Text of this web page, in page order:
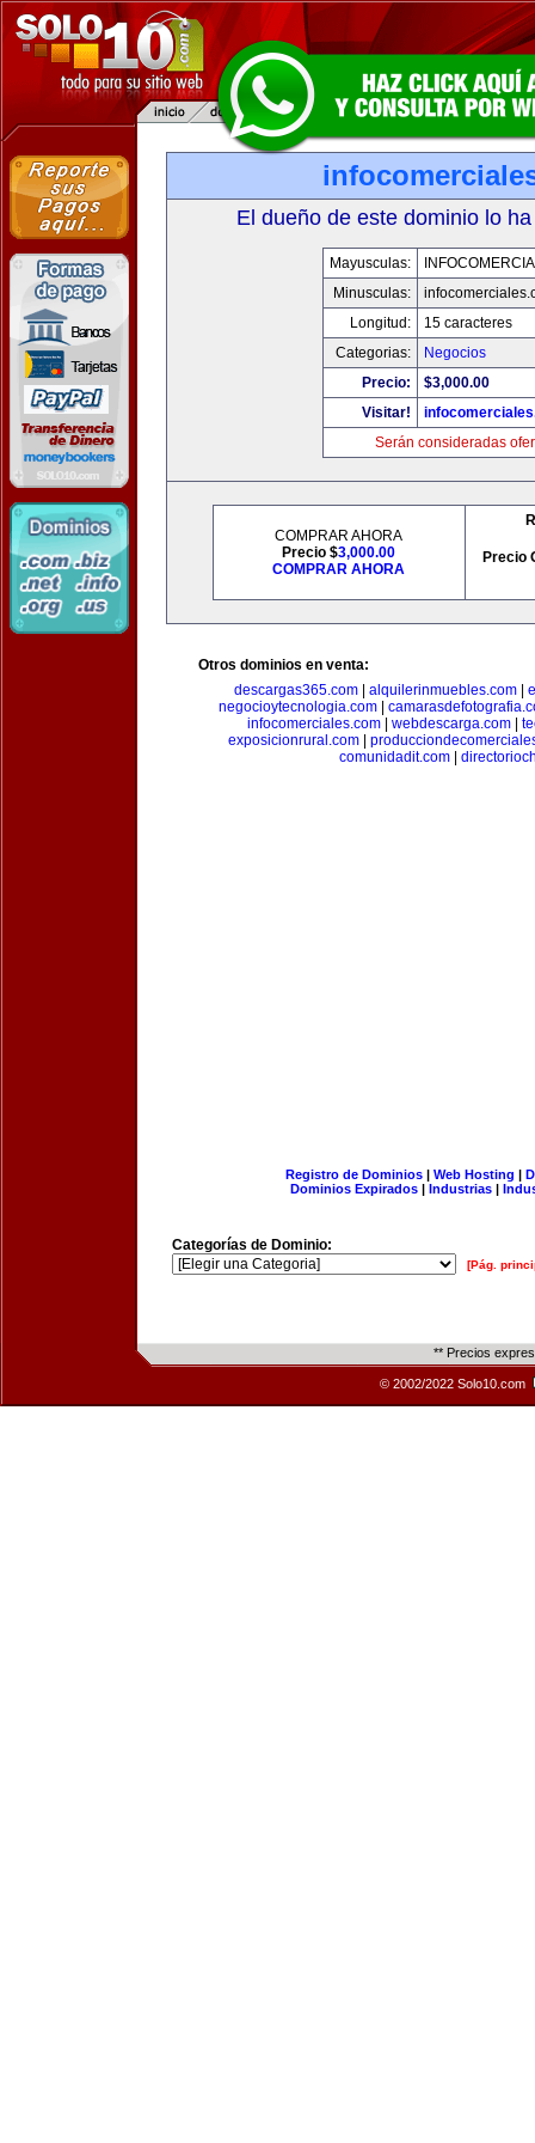
El dueño de este dominio lo
Mayusculas:
Minusculas:
Longitud:
15 caracteres
Categorias:
Negocios
Precio:
$3,000.00
Visitar!
Serán consideradas
COMPRAR AHORA
Precio $3,000.00
COMPRAR AHORA
Precio
Otros dominios en venta:
descargas365.com| alquilerinmuebles.com|
negocioytecnologia.com
infocomerciales.com| webdescarga.com|
exposicionrural.com
comunidadit.com|
Registro de Dominios| Web Hosting |
Dominios Expirados | Industrias |
Categorías de Dominio:
[Pág.
** Precios
© 2002/2022 Solo10.com